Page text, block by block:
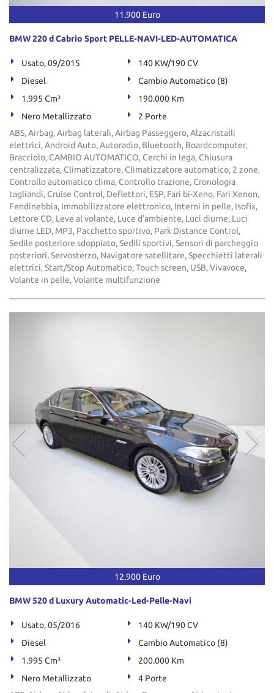
11.900 Euro
BMW 220 d Cabrio Sport PELLE-NAVI-LED-AUTOMATICA
Usato, 09/2015
140 KW/190 CV
Diesel
Cambio Automatico (8)
1.995 Cm³
190.000 Km
Nero Metallizzato
2 Porte
ABS, Airbag, Airbag laterali, Airbag Passeggero, Alzacristalli
elettrici, Android Auto, Autoradio, Bluetooth, Boardcomputer,
Bracciolo, CAMBIO AUTOMATICO, Cerchi in lega, Chiusura
centralizzata, Climatizzatore, Climatizzatore automatico, 2 zone,
Controllo automatico clima, Controllo trazione, Cronologia
tagliandi, Cruise Control, Deflettori, ESP, Fari bi-Xeno, Fari Xenon,
Fendinebbia, Immobilizzatore elettronico, Interni in pelle, Isofix,
Lettore CD, Leve al volante, Luce d'ambiente, Luci diurne, Luci
diurne LED, MP3, Pacchetto sportivo, Park Distance Control,
Sedile posteriore sdoppiato, Sedili sportivi, Sensori di parcheggio
posteriori, Servosterzo, Navigatore satellitare, Specchietti laterali
elettrici, Start/Stop Automatico, Touch screen, USB, Vivavoce,
Volante in pelle, Volante multifunzione
12.900 Euro
BMW 520 d Luxury Automatic-Led-Pelle-Navi
Usato, 05/2016
140 KW/190 CV
Diesel
Cambio Automatico (8)
1.995 Cm³
200.000 Km
Nero Metallizzato
4 Porte